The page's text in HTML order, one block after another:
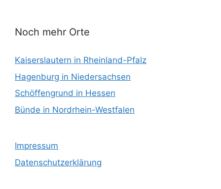
Noch mehr Orte
Kaiserslautern in Rheinland-Pfalz
Hagenburg in Niedersachsen
Schöffengrund in Hessen
Bünde in Nordrhein-Westfalen
Impressum
Datenschutzerklärung